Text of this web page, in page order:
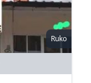
Ruko